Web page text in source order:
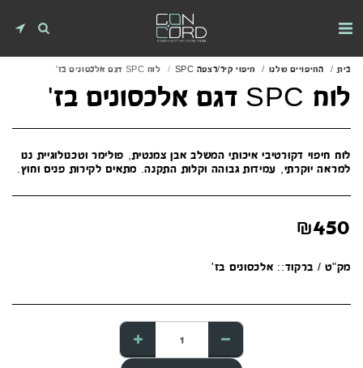
בית החיפויים שלנו חיפוי קיר/רצפה SPC לוח SPC דגם אלכסונים בז'
לוח SPC דגם אלכסונים בז'
לוח חיפוי דקורטיבי איכותי המשלב אבן צמנטית, פולימר וטכנולוגיית ננו
למראה יוקרתי, עמידות גבוהה וקלות התקנה. מתאים לקירות פנים וחוץ.
₪450
מק"ט / ברקוד:: אלכסונים בז'